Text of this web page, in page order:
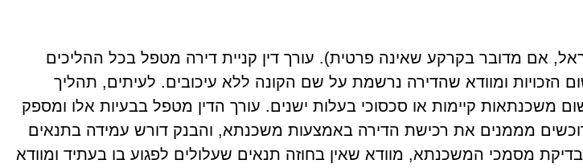
מדובר בקרקע שאינה פרטית). עורך דין קניית דירה מטפל בכל ההליכים
הזכויות ומוודא שהדירה נרשמת על שם הקונה ללא עיכובים. לעיתים, תהליך
משכנתאות קיימות או סכסוכי בעלות ישנים. עורך הדין מטפל בבעיות אלו ומספק
מממנים את רכישת הדירה באמצעות משכנתא, והבנק דורש עמידה בתנאים
מסמכי המשכנתא, מוודא שאין בחוזה תנאים שעלולים לפגוע בו בעתיד ומוודא